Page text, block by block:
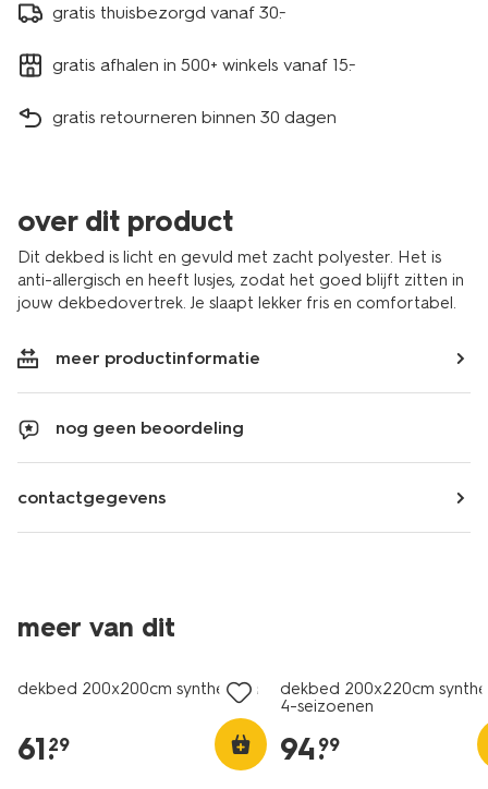
gratis thuisbezorgd vanaf 30.-
gratis afhalen in 500+ winkels vanaf 15.-
gratis retourneren binnen 30 dagen
over dit product
Dit dekbed is licht en gevuld met zacht polyester. Het is
anti-allergisch en heeft lusjes, zodat het goed blijft zitten in
jouw dekbedovertrek. Je slaapt lekker fris en comfortabel.
meer productinformatie
nog geen beoordeling
contactgegevens
meer van dit
25% korting
alleen online
dekbed 200x200cm synthetisch
61.
29
dekbed 200x220cm
4-seizoenen
94.
99